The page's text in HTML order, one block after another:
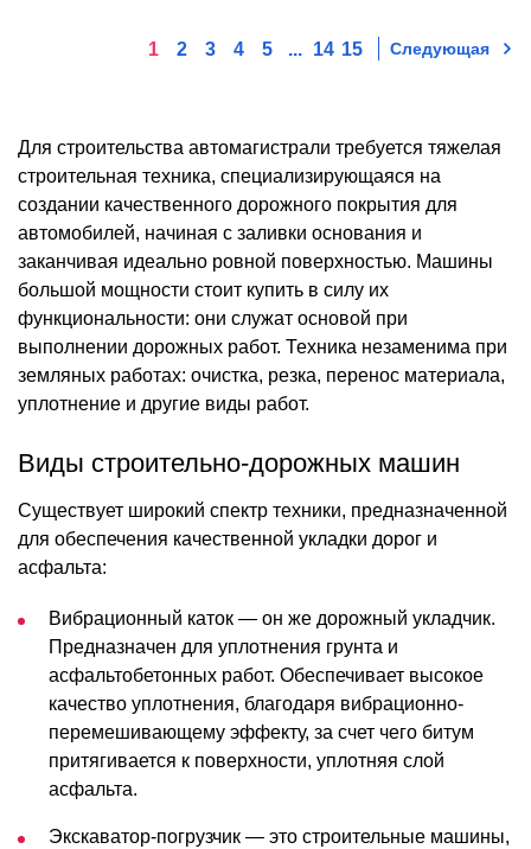
1 2 3 4 5 ... 14 15 Следующая
Для строительства автомагистрали требуется тяжелая
строительная техника, специализирующаяся на
создании качественного дорожного покрытия для
автомобилей, начиная с заливки основания и
заканчивая идеально ровной поверхностью. Машины
большой мощности стоит купить в силу их
функциональности: они служат основой при
выполнении дорожных работ. Техника незаменима при
земляных работах: очистка, резка, перенос материала,
уплотнение и другие виды работ.
Виды строительно-дорожных машин
Существует широкий спектр техники, предназначенной
для обеспечения качественной укладки дорог и
асфальта:
Вибрационный каток — он же дорожный укладчик.
Предназначен для уплотнения грунта и
асфальтобетонных работ. Обеспечивает высокое
качество уплотнения, благодаря вибрационно-
перемешивающему эффекту, за счет чего битум
притягивается к поверхности, уплотняя слой
асфальта.
Экскаватор-погрузчик — это строительные машины,